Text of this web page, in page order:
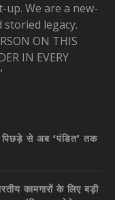
up. We are a new-
storied legacy.
ON THIS
IN EVERY
पिछड़े से अब ‘पंडित’ तक
कामगारों के लिए बड़ी